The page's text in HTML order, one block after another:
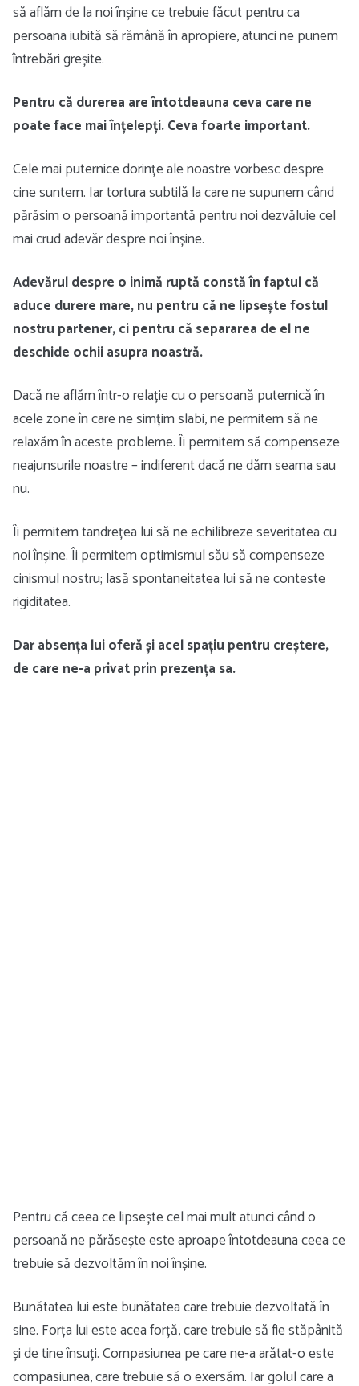
să aflăm de la noi înșine ce trebuie făcut pentru ca
persoana iubită să rămână în apropiere, atunci ne punem
întrebări greșite.
Pentru că durerea are întotdeauna ceva care ne
poate face mai înțelepți. Ceva foarte important.
Cele mai puternice dorințe ale noastre vorbesc despre
cine suntem. Iar tortura subtilă la care ne supunem când
părăsim o persoană importantă pentru noi dezvăluie cel
mai crud adevăr despre noi înșine.
Adevărul despre o inimă ruptă constă în faptul că
aduce durere mare, nu pentru că ne lipsește fostul
nostru partener, ci pentru că separarea de el ne
deschide ochii asupra noastră.
Dacă ne aflăm într-o relație cu o persoană puternică în
acele zone în care ne simțim slabi, ne permitem să ne
relaxăm în aceste probleme. Îi permitem să compenseze
neajunsurile noastre – indiferent dacă ne dăm seama sau
nu.
Îi permitem tandrețea lui să ne echilibreze severitatea cu
noi înșine. Îi permitem optimismul său să compenseze
cinismul nostru; lasă spontaneitatea lui să ne conteste
rigiditatea.
Dar absența lui oferă și acel spațiu pentru creștere,
de care ne-a privat prin prezența sa.
Pentru că ceea ce lipsește cel mai mult atunci când o
persoană ne părăsește este aproape întotdeauna ceea ce
trebuie să dezvoltăm în noi înșine.
Bunătatea lui este bunătatea care trebuie dezvoltată în
sine. Forța lui este acea forță, care trebuie să fie stăpânită
și de tine însuți. Compasiunea pe care ne-a arătat-o este
compasiunea, care trebuie să o exersăm. Iar golul care a